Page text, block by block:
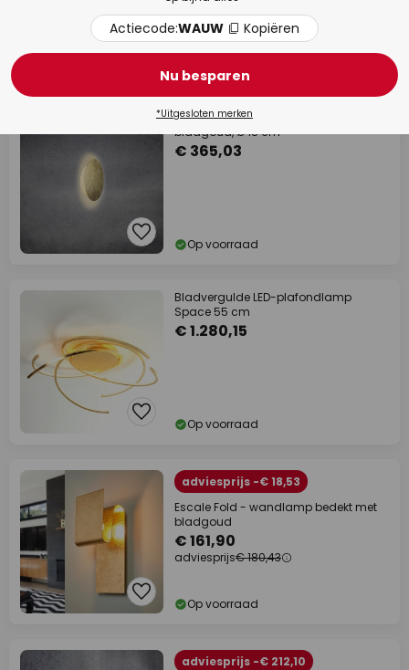
Escale Blade LED wandlamp,
bladgoud, Ø 18 cm
€ 365,03
Op voorraad
Bladvergulde LED-plafondlamp
Space 55 cm
€ 1.280,15
Op voorraad
adviesprijs -€ 18,53
Escale Fold - wandlamp bedekt met
bladgoud
€ 161,90
adviesprijs€ 180,43
Op voorraad
adviesprijs -€ 212,10
Actiecode:WAUW Kopiëren
Nu besparen
*Uitgesloten merken